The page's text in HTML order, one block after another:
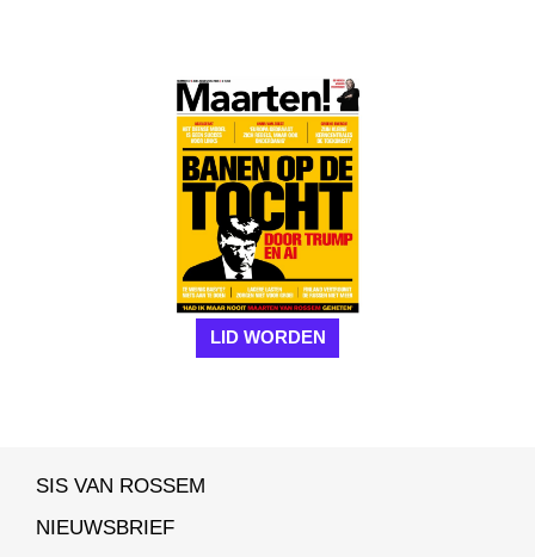
LID WORDEN
SIS VAN ROSSEM
NIEUWSBRIEF